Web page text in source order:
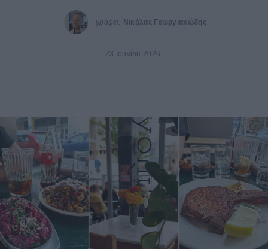
γράφει: Νικόλας Γεωργιακώδης
23 Ιουνίου 2026